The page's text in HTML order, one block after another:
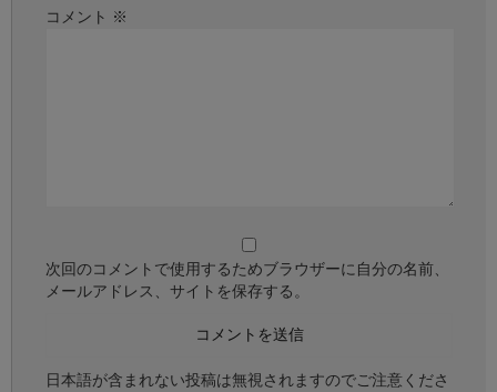
コメント ※
次回のコメントで使用するためブラウザーに自分の名前、
メールアドレス、サイトを保存する。
日本語が含まれない投稿は無視されますのでご注意くださ